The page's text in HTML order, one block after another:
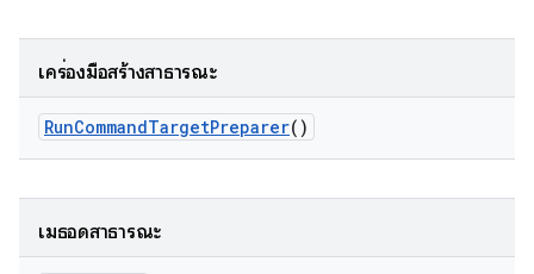
เครื่องมือสร้างสาธารณะ
RunCommandTargetPreparer()
เมธอดสาธารณะ